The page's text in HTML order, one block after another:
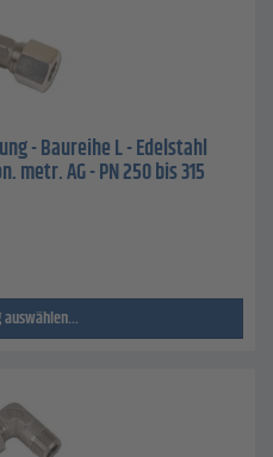
- Baureihe L - Edelstahl
metr. AG - PN 250 bis 315